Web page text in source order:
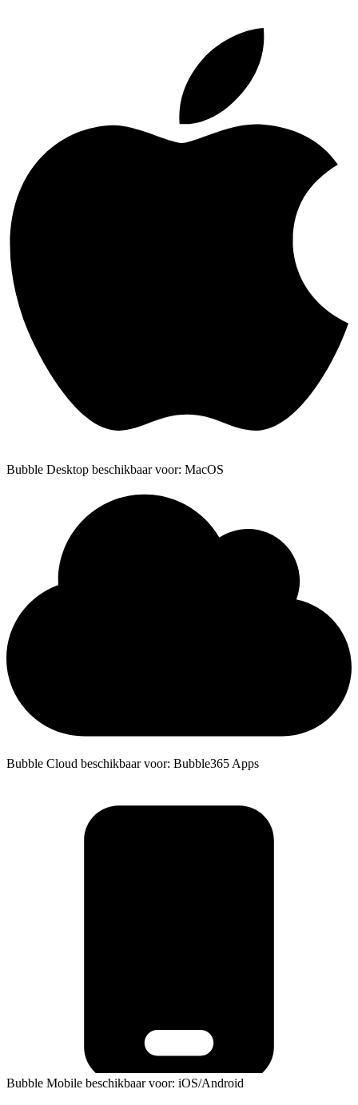
Bubble Desktop beschikbaar voor: MacOS
Bubble Cloud beschikbaar voor: Bubble365 Apps
Bubble Mobile beschikbaar voor: iOS/Android